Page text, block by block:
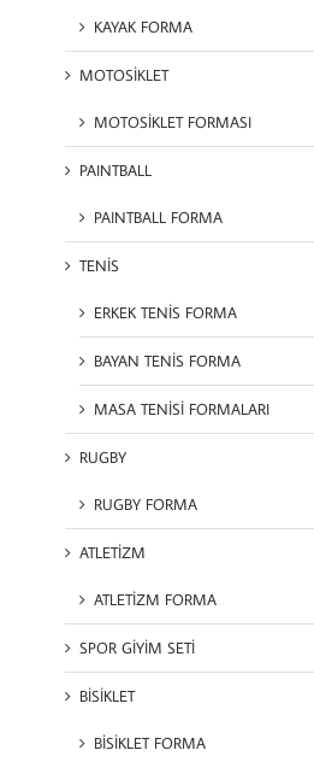
KAYAK FORMA
MOTOSİKLET
MOTOSİKLET FORMASI
PAINTBALL
PAINTBALL FORMA
TENİS
ERKEK TENİS FORMA
BAYAN TENİS FORMA
MASA TENİSİ FORMALARI
RUGBY
RUGBY FORMA
ATLETİZM
ATLETİZM FORMA
SPOR GİYİM SETİ
BİSİKLET
BİSİKLET FORMA